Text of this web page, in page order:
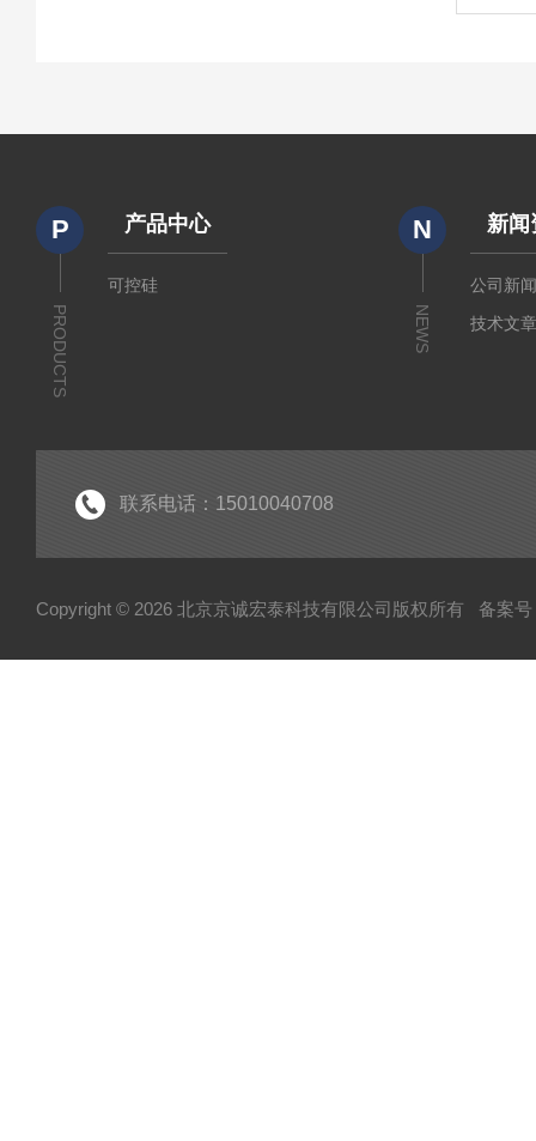
P
PRODUCTS
产品中心
可控硅
N
NEWS
新闻
公司新
技术文
联系电话：15010040708
Copyright © 2026 北京京诚宏泰科技有限公司版权所有 备案号